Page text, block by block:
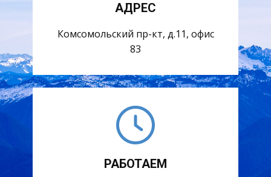
АДРЕС
Комсомольский пр-кт, д.11, офис
83
РАБОТАЕМ